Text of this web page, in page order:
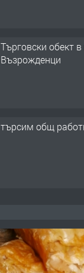
Tърговски обект
Възрожденци
търсим общ